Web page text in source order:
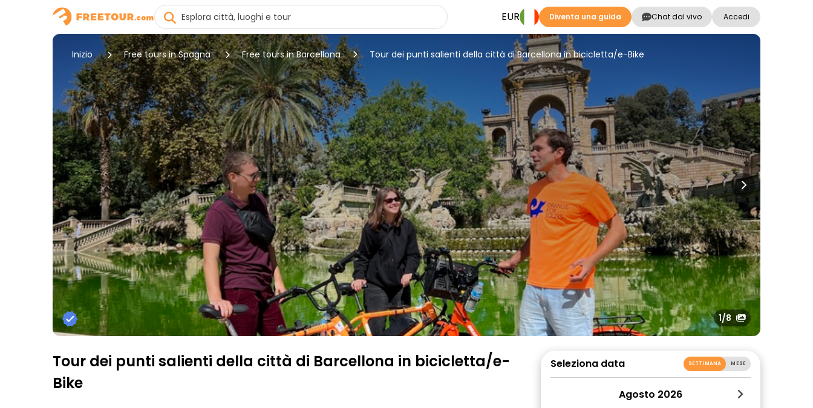
EUR Diventa una guida Chat dal vivo Accedi
Inizio Free tours in Spagna Free tours in Barcellona Tour dei punti salienti della città di Barcellona in bicicletta/e-Bike
1/8
Tour dei punti salienti della città di Barcellona in bicicletta/e-
Bike
Seleziona data SETTIMANA MESE
Agosto 2026